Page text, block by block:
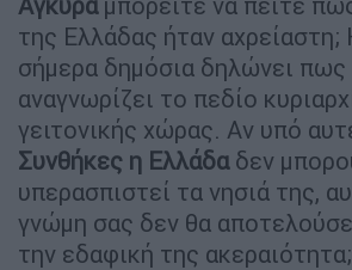
της Ελλάδας ήταν αχρείαστη;
σήμερα δημόσια δηλώνει πως
αναγνωρίζει το πεδίο
γειτονικής χώρας. Αν υπό
Συνθήκες η Ελλάδαδεν
υπερασπιστεί τα νησιά της,
γνώμη σας δεν θα αποτελούσε
την εδαφική της ακεραιότητα;